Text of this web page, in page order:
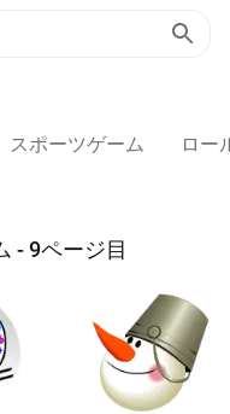
スポーツゲーム ロー
- 9ページ目